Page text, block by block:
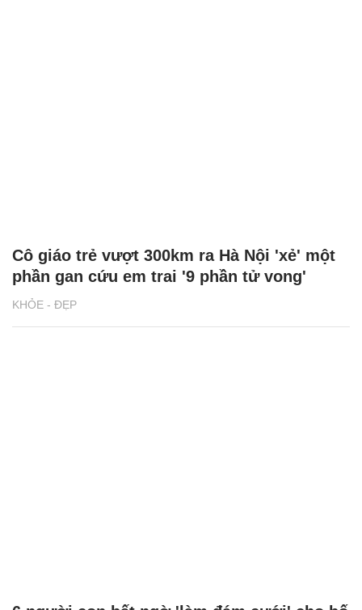
KHỎE - ĐẸP
Cô giáo trẻ vượt 300km ra Hà Nội 'xẻ' một
phần gan cứu em trai '9 phần tử vong'